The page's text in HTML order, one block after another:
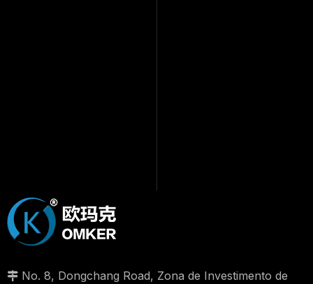
 No. 8, Dongchang Road, Zona de Investimento de